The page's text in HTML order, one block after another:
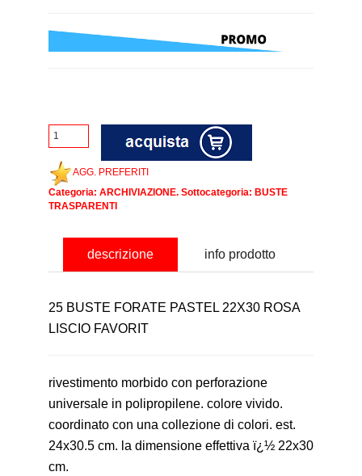
AGG. PREFERITI
Categoria: ARCHIVIAZIONE. Sottocategoria: BUSTE
TRASPARENTI
descrizione info prodotto
25 BUSTE FORATE PASTEL 22X30 ROSA
LISCIO FAVORIT
rivestimento morbido con perforazione
universale in polipropilene. colore vivido.
coordinato con una collezione di colori. est.
24x30.5 cm. la dimensione effettiva ï¿½ 22x30
cm.